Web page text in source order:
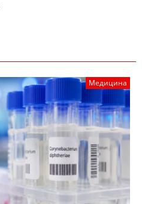
Медицина